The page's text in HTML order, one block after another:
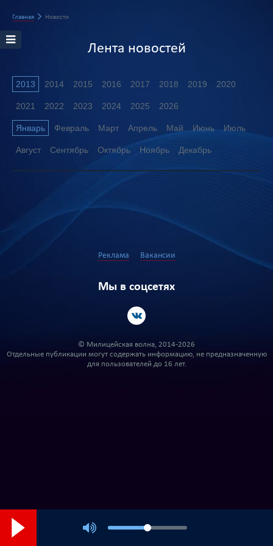
Главная Новости
Лента новостей
2013 2014 2015 2016 2017 2018 2019 2020
2021 2022 2023 2024 2025 2026
Январь Февраль Март Апрель Май Июнь Июль
Август Сентябрь Октябрь Ноябрь Декабрь
Реклама Вакансии
Мы в соцсетях
© Милицейская волна, 2014-2026
Отдельные публикации могут содержать информацию, не предназначенную
для пользователей до 16 лет.